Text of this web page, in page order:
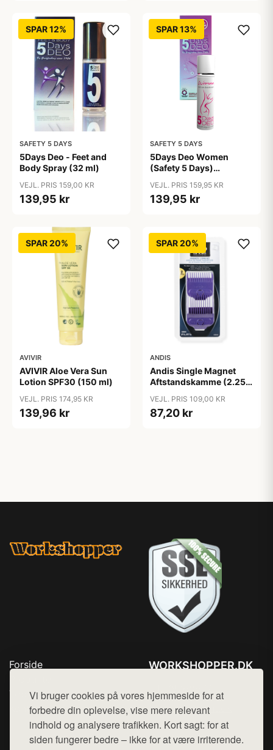
Vi bruger cookies på vores hjemmeside for at
forbedre din oplevelse, vise mere relevant
indhold og analysere trafikken. Kort sagt: for at
siden fungerer bedre – ikke for at være irriterende.
SPAR 12%
SAFETY 5 DAYS
5Days Deo - Feet and
Body Spray (32 ml)
VEJL. PRIS 159,00 KR
139,95 kr
SPAR 13%
SAFETY 5 DAYS
5Days Deo Women
(Safety 5 Days)
VEJL. PRIS 159,95 KR
139,95 kr
SPAR 20%
AVIVIR
AVIVIR Aloe Vera Sun
Lotion SPF30 (150 ml)
VEJL. PRIS 174,95 KR
139,96 kr
SPAR 20%
ANDIS
Andis Single Magnet
Aftstandskamme (2.25
VEJL. PRIS 109,00 KR
87,20 kr
Forside
Top Rabatter
Kontakt
WORKSHOPPER.DK
Mail: hej@want.dk
Cookie- og privatlivspolitik